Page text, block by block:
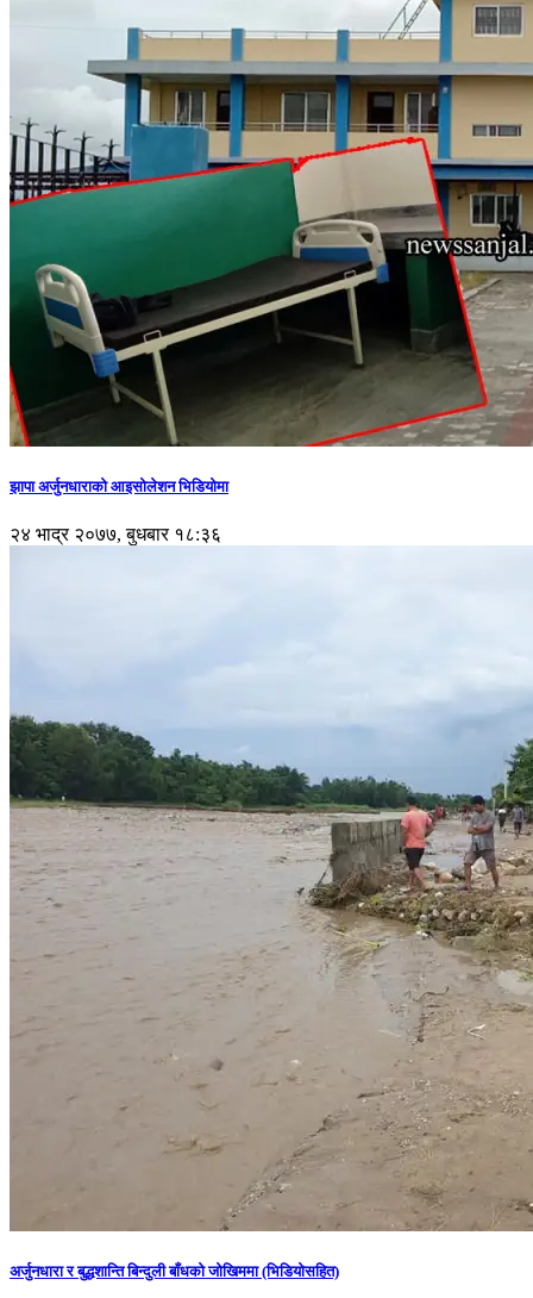
झापा अर्जुनधाराको आइसोलेशन भिडियोमा
२४ भाद्र २०७७, बुधबार १८:३६
अर्जुनधारा र बुद्धशान्ति बिन्दुली बाँधको जोखिममा (भिडियाेसहित)